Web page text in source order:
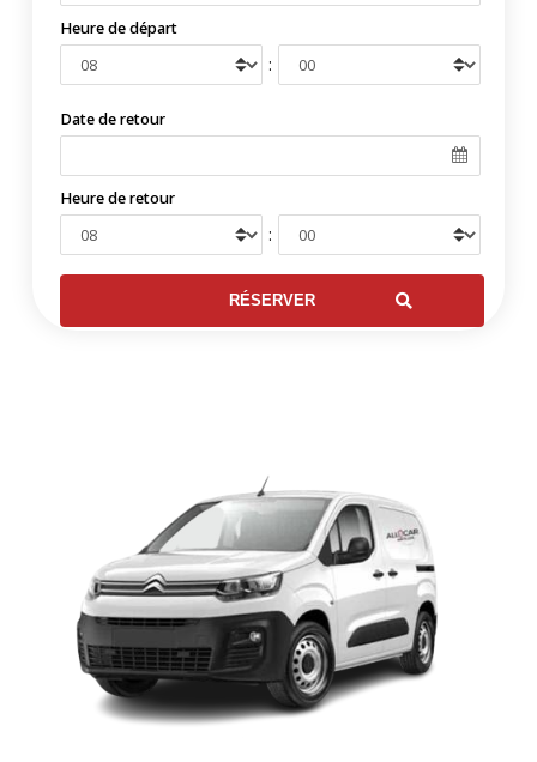
Heure de départ
:
Date de retour
Heure de retour
: